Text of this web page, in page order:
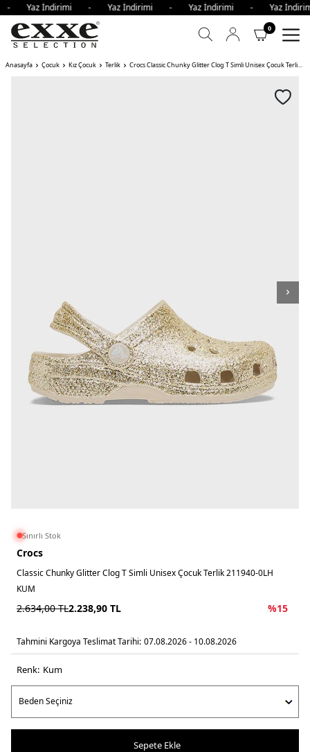
- Yaz İndirimi - Yaz İndirimi - Yaz İndirimi - Yaz
0
Anasayfa Çocuk Kız Çocuk Terlik Crocs Classic Chunky Glitter Clog T Simli Unisex Çocuk Terlik KUM
Sınırlı Stok
Crocs
Classic Chunky Glitter Clog T Simli Unisex Çocuk Terlik 211940-0LH
KUM
2.634,00TL2.238,90 TL %15
Tahmini Kargoya Teslimat Tarihi: 07.08.2026 - 10.08.2026
Renk: kum
Sepete Ekle